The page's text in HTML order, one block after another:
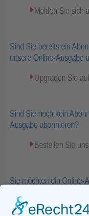
Melden Sie sich
Sind Sie bereits ein
unsere Online-Ausgabe
Upgraden Sie
Sind Sie noch kein
Ausgabe abonnieren?
Bestellen Sie
Sie möchten ein Online-